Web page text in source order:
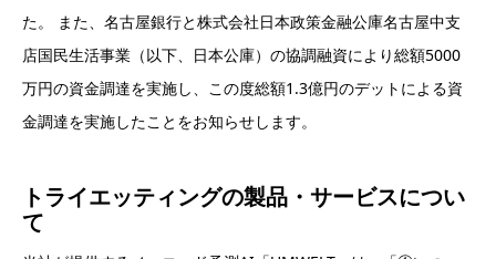
た。 また、名古屋銀行と株式会社日本政策金融公庫名古屋中支
店国民生活事業（以下、日本公庫）の協調融資により総額5000
万円の資金調達を実施し、この度総額1.3億円のデットによる資
金調達を実施したことをお知らせします。
トライエッティングの製品・サービスについ
て